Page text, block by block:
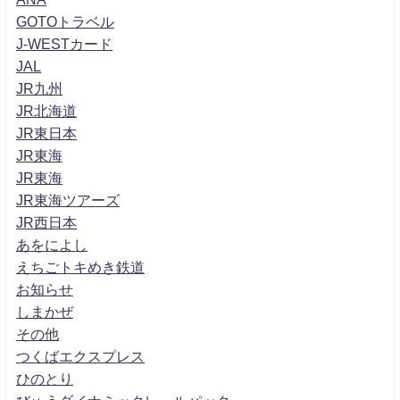
GOTOトラベル
J-WESTカード
JAL
JR九州
JR北海道
JR東日本
JR東海
JR東海
JR東海ツアーズ
JR西日本
あをによし
えちごトキめき鉄道
お知らせ
しまかぜ
その他
つくばエクスプレス
ひのとり